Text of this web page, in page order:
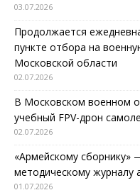
03.07.2026
Продолжается
пункте отбора на
Московской области
02.07.2026
В Московском военном
учебный FPV-дрон
02.07.2026
«Армейскому сборнику»
методическому журналу
01.07.2026